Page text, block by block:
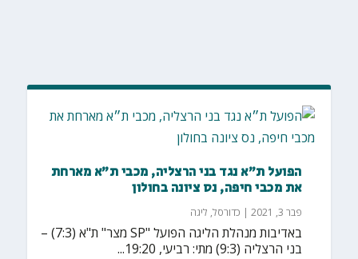
הפועל ת״א נגד בני הרצליה, מכבי ת״א מארחת
את מכבי חיפה, נס ציונה בחולון
פבר 3, 2021 | כדורסל, ליגה
באדיבות מנהלת הליגה הפועל "SP מצר" ת"א (7:3) –
בני הרצליה (9:3) מתי: רביעי, 19:20...